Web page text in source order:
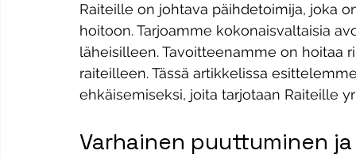
Raiteille on johtava päihdetoimija, joka
hoitoon. Tarjoamme kokonaisvaltaisia
läheisilleen. Tavoitteenamme on hoitaa
raiteilleen. Tässä artikkelissa
ehkäisemiseksi, joita tarjotaan Raiteille
Varhainen puuttuminen